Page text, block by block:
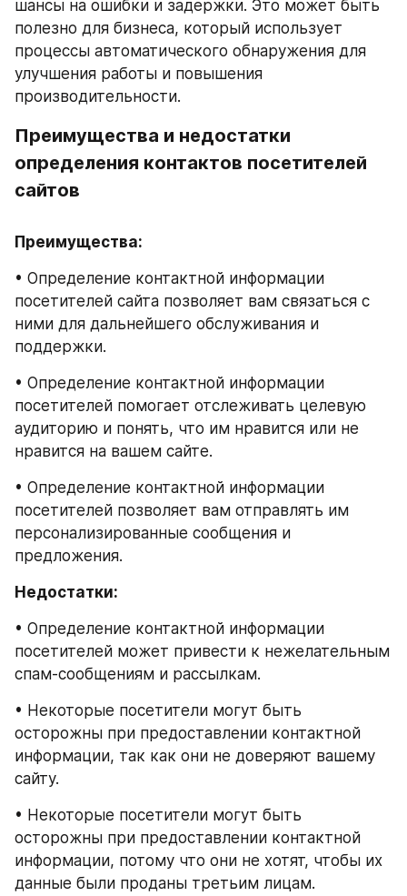
шансы на ошибки и задержки. Это может быть
полезно для бизнеса, который использует
процессы автоматического обнаружения для
улучшения работы и повышения
производительности.
Преимущества и недостатки
определения контактов посетителей
сайтов
Преимущества:
• Определение контактной информации
посетителей сайта позволяет вам связаться с
ними для дальнейшего обслуживания и
поддержки.
• Определение контактной информации
посетителей помогает отслеживать целевую
аудиторию и понять, что им нравится или не
нравится на вашем сайте.
• Определение контактной информации
посетителей позволяет вам отправлять им
персонализированные сообщения и
предложения.
Недостатки:
• Определение контактной информации
посетителей может привести к нежелательным
спам-сообщениям и рассылкам.
• Некоторые посетители могут быть
осторожны при предоставлении контактной
информации, так как они не доверяют вашему
сайту.
• Некоторые посетители могут быть
осторожны при предоставлении контактной
информации, потому что они не хотят, чтобы их
данные были проданы третьим лицам.